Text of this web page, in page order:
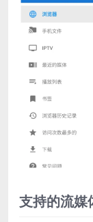
支持的流媒